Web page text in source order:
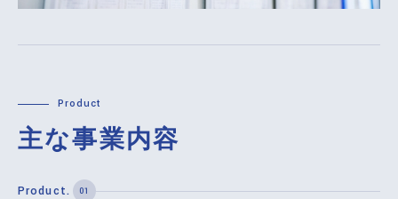
主な事業内容